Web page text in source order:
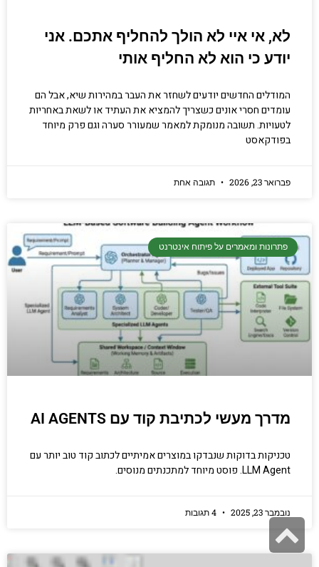
לא, אי איי לא הולך להחליף אתכם. אני
יודע כי הוא לא החליף אותי
המודלים החדשים יודעים לשחזר את העבר במהירות שיא, אבל הם
עומדים חסרי אונים כשצריך להמציא את העתיד או לשאת באחריות
לטעויות. תשובה מנומקת למאמר שמעורר סערה וגם פרק מיוחד
בפודקאסט
פברואר 23, 2026 תגובה אחת
פתרונות ומאמרים על פיתוח אינטרנט
מדרך מעשי לכתיבת קוד עם AI AGENTS
טכניקות בדוקות שנבדקו במוצרים אמיתיים לכתוב קוד טוב יותר עם
LLM Agent. פוסט מיוחד למתכנתים מנוסים.
נובמבר 23, 2025
גלילה
לראש